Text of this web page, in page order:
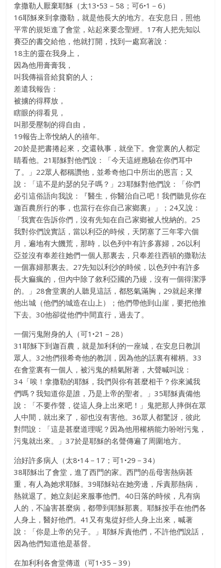
拿撒勒人厭棄耶穌（太13•53－58；可6•1－6）
16耶穌來到拿撒勒，就是他長大的地方。在安息日，照他
平常的規矩進了會堂，站起來要念聖經。17有人把先知以
賽亞的書交給他，他就打開，找到一處寫著說：
18主的靈在我身上，
因為他用膏膏我，
叫我傳福音給貧窮的人；
差遣我報告：
被擄的得釋放，
瞎眼的得看見，
叫那受壓制的得自由，
19報告上帝悅納人的禧年。
20於是把書捲起來，交還執事，就坐下。會堂裏的人都定
睛看他。21耶穌對他們說：「今天這經應驗在你們耳中
了。」22眾人都稱讚他，並希奇他口中所出的恩言；又
說：「這不是約瑟的兒子嗎？」23耶穌對他們說：「你們
必引這俗語向我說：『醫生，你醫治自己吧！我們聽見你在
迦百農所行的事，也當行在你自己家鄉裏』」；24又說：
「我實在告訴你們，沒有先知在自己家鄉被人悅納的。25
我對你們說實話，當以利亞的時候，天閉塞了三年零六個
月，遍地有大饑荒，那時，以色列中有許多寡婦，26以利
亞並沒有奉差往她們一個人那裏去，只奉差往西頓的撒勒法
一個寡婦那裏去。27先知以利沙的時候，以色列中有許多
長大痲瘋的，但內中除了敘利亞國的乃縵，沒有一個得潔淨
的。」28會堂裏的人聽見這話，都怒氣滿胸，29就起來攆
他出城（他們的城造在山上）；他們帶他到山崖，要把他推
下去。30他卻從他們中間直行，過去了。
一個污鬼附身的人（可1•21－28）
31耶穌下到迦百農，就是加利利的一座城，在安息日教訓
眾人。32他們很希奇他的教訓，因為他的話裏有權柄。33
在會堂裏有一個人，被污鬼的精氣附著，大聲喊叫說：
34「唉！拿撒勒的耶穌，我們與你有甚麼相干？你來滅我
們嗎？我知道你是誰，乃是上帝的聖者。」35耶穌責備他
說：「不要作聲，從這人身上出來吧！」鬼把那人摔倒在眾
人中間，就出來了，卻也沒有害他。36眾人都驚訝，彼此
對問說：「這是甚麼道理呢？因為他用權柄能力吩咐污鬼，
污鬼就出來。」37於是耶穌的名聲傳遍了周圍地方。
治好許多病人（太8•14－17；可1•29－34）
38耶穌出了會堂，進了西門的家。西門的岳母害熱病甚
重，有人為她求耶穌。39耶穌站在她旁邊，斥責那熱病，
熱就退了。她立刻起來服事他們。40日落的時候，凡有病
人的，不論害甚麼病，都帶到耶穌那裏。耶穌按手在他們各
人身上，醫好他們。41又有鬼從好些人身上出來，喊著
說：「你是上帝的兒子。」耶穌斥責他們，不許他們說話，
因為他們知道他是基督。
在加利利各會堂傳道（可1•35－39）